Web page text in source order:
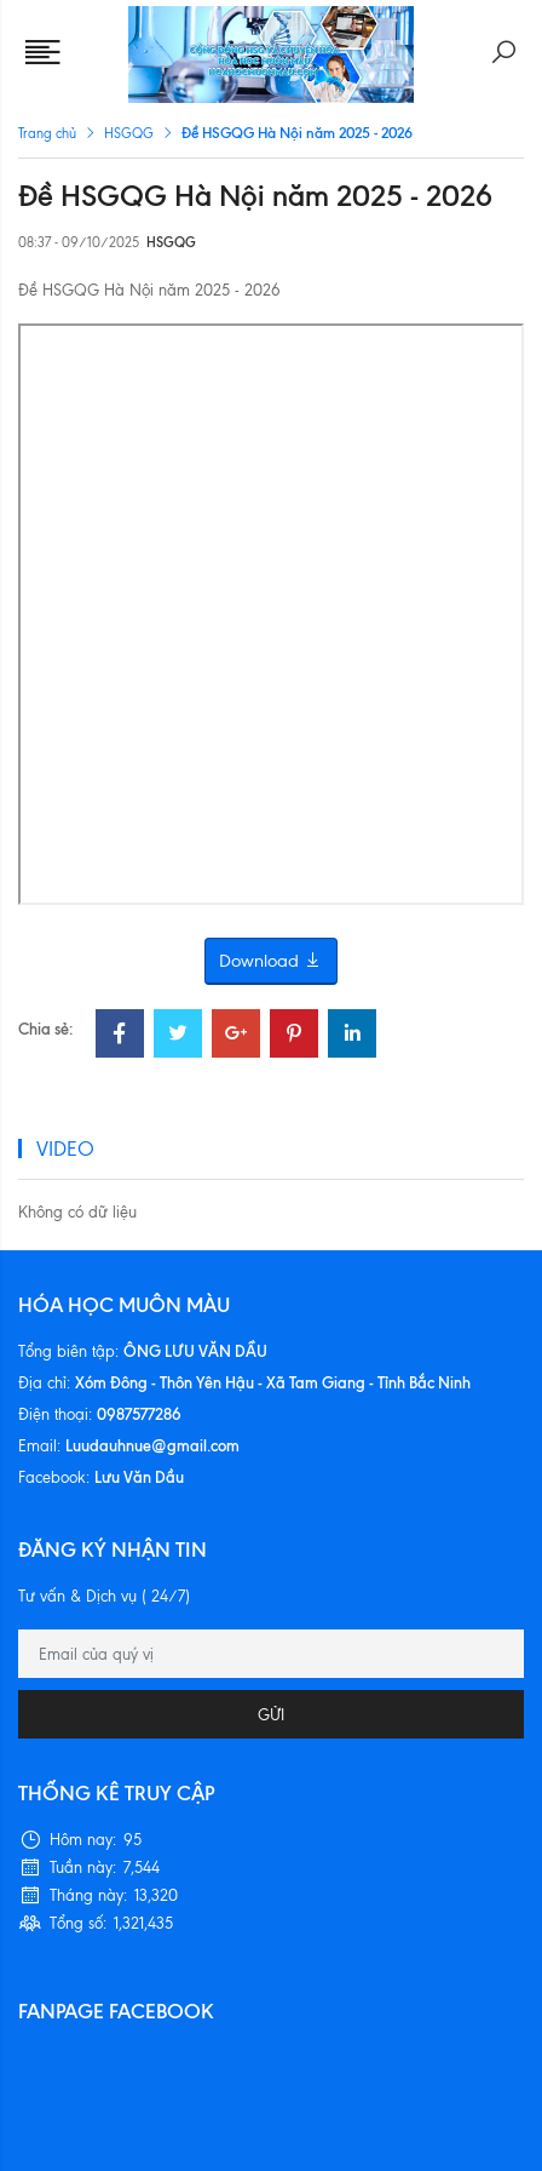
Trang chủ HSGQG Đề HSGQG Hà Nội năm 2025 - 2026
Đề HSGQG Hà Nội năm 2025 - 2026
08:37 - 09/10/2025 HSGQG
Đề HSGQG Hà Nội năm 2025 - 2026
Download
Chia sẻ:
VIDEO
Không có dữ liệu
HÓA HỌC MUÔN MÀU
Tổng biên tập: ÔNG LƯU VĂN DẦU
Địa chỉ: Xóm Đông - Thôn Yên Hậu - Xã Tam Giang - Tỉnh Bắc Ninh
Điện thoại: 0987577286
Email: Luudauhnue@gmail.com
Facebook: Lưu Văn Dầu
ĐĂNG KÝ NHẬN TIN
Tư vấn & Dịch vụ ( 24/7)
GỬI
THỐNG KÊ TRUY CẬP
Hôm nay: 95
Tuần này: 7,544
Tháng này: 13,320
Tổng số: 1,321,435
FANPAGE FACEBOOK